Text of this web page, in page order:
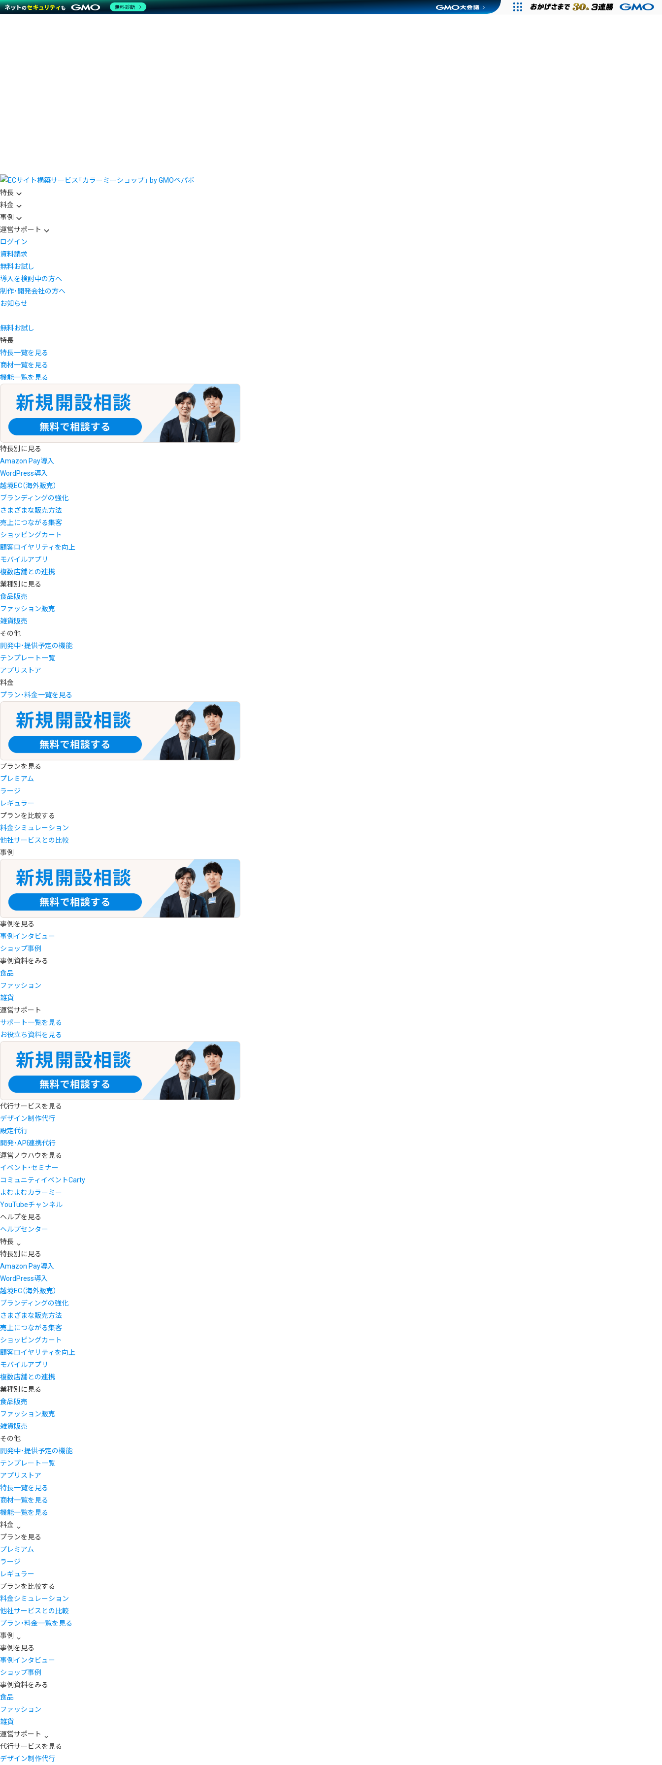
特長
料金
事例
運営サポート
ログイン
資料請求
無料お試し
導入を検討中の方へ
制作・開発会社の方へ
お知らせ
無料お試し
特長
特長一覧を見る
商材一覧を見る
機能一覧を見る
特長別に見る
Amazon Pay導入
WordPress導入
越境EC（海外販売）
ブランディングの強化
さまざまな販売方法
売上につながる集客
ショッピングカート
顧客ロイヤリティを向上
モバイルアプリ
複数店舗との連携
業種別に見る
食品販売
ファッション販売
雑貨販売
その他
開発中・提供予定の機能
テンプレート一覧
アプリストア
料金
プラン・料金一覧を見る
プランを見る
プレミアム
ラージ
レギュラー
プランを比較する
料金シミュレーション
他社サービスとの比較
事例
事例を見る
事例インタビュー
ショップ事例
事例資料をみる
食品
ファッション
雑貨
運営サポート
サポート一覧を見る
お役立ち資料を見る
代行サービスを見る
デザイン制作代行
設定代行
開発・API連携代行
運営ノウハウを見る
イベント・セミナー
コミュニティイベントCarty
よむよむカラーミー
YouTubeチャンネル
ヘルプを見る
ヘルプセンター
特長
特長別に見る
Amazon Pay導入
WordPress導入
越境EC（海外販売）
ブランディングの強化
さまざまな販売方法
売上につながる集客
ショッピングカート
顧客ロイヤリティを向上
モバイルアプリ
複数店舗との連携
業種別に見る
食品販売
ファッション販売
雑貨販売
その他
開発中・提供予定の機能
テンプレート一覧
アプリストア
特長一覧を見る
商材一覧を見る
機能一覧を見る
料金
プランを見る
プレミアム
ラージ
レギュラー
プランを比較する
料金シミュレーション
他社サービスとの比較
プラン・料金一覧を見る
事例
事例を見る
事例インタビュー
ショップ事例
事例資料をみる
食品
ファッション
雑貨
運営サポート
代行サービスを見る
デザイン制作代行
無料診断